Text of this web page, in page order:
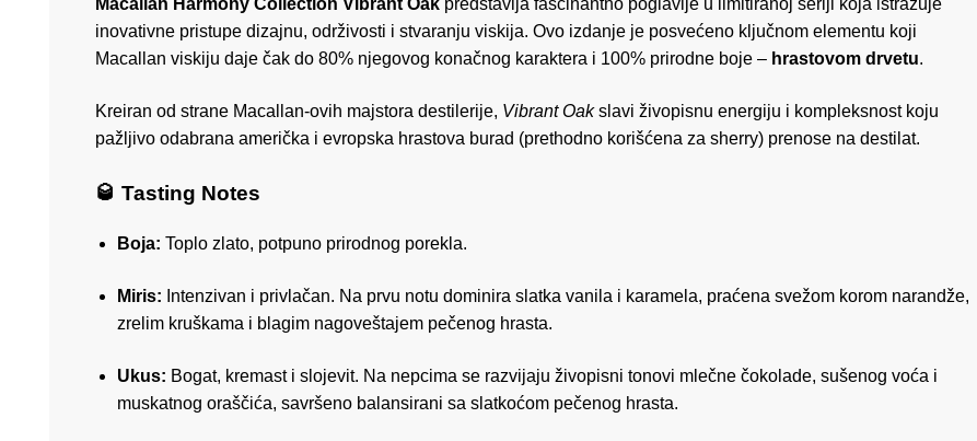
Macallan Harmony Collection Vibrant Oak predstavlja fascinantno poglavlje u limitiranoj seriji koja istražuje
inovativne pristupe dizajnu, održivosti i stvaranju viskija. Ovo izdanje je posvećeno ključnom elementu koji
Macallan viskiju daje čak do 80% njegovog konačnog karaktera i 100% prirodne boje – hrastovom drvetu.
Kreiran od strane Macallan-ovih majstora destilerije, Vibrant Oakslavi živopisnu energiju i kompleksnost koju
pažljivo odabrana američka i evropska hrastova burad (prethodno korišćena za sherry) prenose na destilat.
🥃 Tasting Notes
Boja: Toplo zlato, potpuno prirodnog porekla.
Miris: Intenzivan i privlačan. Na prvu notu dominira slatka vanila i karamela, praćena svežom korom narandže,
zrelim kruškama i blagim nagoveštajem pečenog hrasta.
Ukus: Bogat, kremast i slojevit. Na nepcima se razvijaju živopisni tonovi mlečne čokolade, sušenog voća i
muskatnog oraščića, savršeno balansirani sa slatkoćom pečenog hrasta.